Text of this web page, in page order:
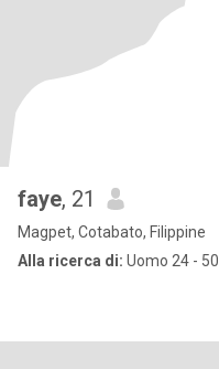
faye, 21
Magpet, Cotabato, Filippine
Alla ricerca di: Uomo 24 - 50